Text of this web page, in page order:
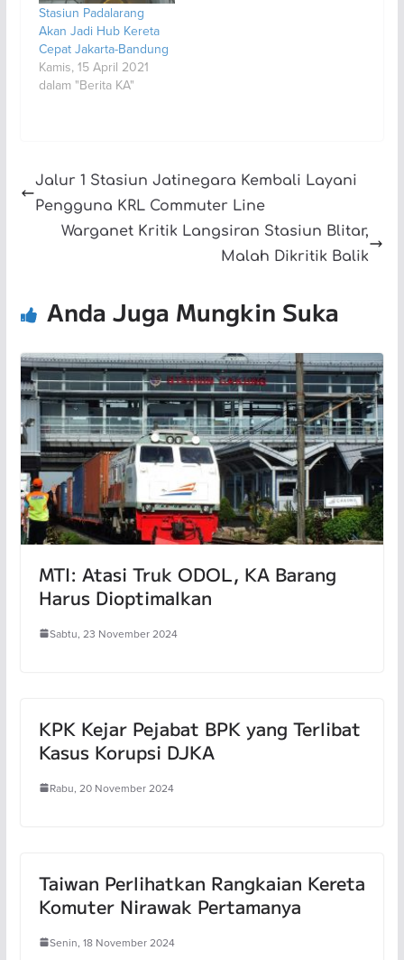
Stasiun Padalarang
Akan Jadi Hub Kereta
Cepat Jakarta-Bandung
Kamis, 15 April 2021
dalam "Berita KA"
Jalur 1 Stasiun Jatinegara Kembali Layani
Pengguna KRL Commuter Line
Warganet Kritik Langsiran Stasiun Blitar,
Malah Dikritik Balik
Anda Juga Mungkin Suka
MTI: Atasi Truk ODOL, KA Barang
Harus Dioptimalkan
Sabtu, 23 November 2024
KPK Kejar Pejabat BPK yang Terlibat
Kasus Korupsi DJKA
Rabu, 20 November 2024
Taiwan Perlihatkan Rangkaian Kereta
Komuter Nirawak Pertamanya
Senin, 18 November 2024